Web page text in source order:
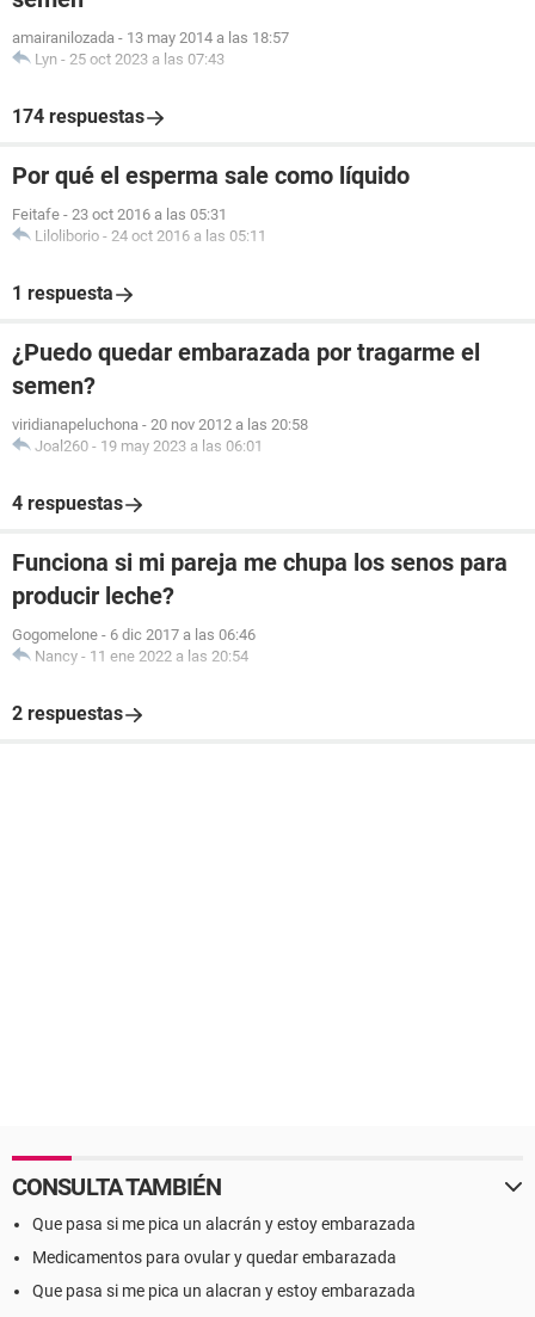
amairanilozada - 13 may 2014 a las 18:57
Lyn - 25 oct 2023 a las 07:43
174 respuestas
Por qué el esperma sale como líquido
Feitafe - 23 oct 2016 a las 05:31
Liloliborio - 24 oct 2016 a las 05:11
1 respuesta
¿Puedo quedar embarazada por tragarme el
semen?
viridianapeluchona - 20 nov 2012 a las 20:58
Joal260 - 19 may 2023 a las 06:01
4 respuestas
Funciona si mi pareja me chupa los senos para
producir leche?
Gogomelone - 6 dic 2017 a las 06:46
Nancy - 11 ene 2022 a las 20:54
2 respuestas
CONSULTA TAMBIÉN
Que pasa si me pica un alacrán y estoy embarazada
Medicamentos para ovular y quedar embarazada
Que pasa si me pica un alacran y estoy embarazada